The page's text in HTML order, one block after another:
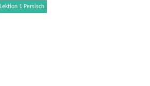
Lektion 1 Persisch